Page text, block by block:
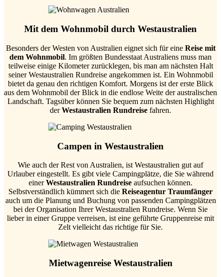
Mit dem Wohnmobil durch Westaustralien
Besonders der Westen von Australien eignet sich für eine Reise mit
dem Wohnmobil. Im größten Bundesstaat Australiens muss man
teilweise einige Kilometer zurücklegen, bis man am nächsten Halt
seiner Westaustralien Rundreise angekommen ist. Ein Wohnmobil
bietet da genau den richtigen Komfort. Morgens ist der erste Blick
aus dem Wohnmobil der Blick in die endlose Weite der australischen
Landschaft. Tagsüber können Sie bequem zum nächsten Highlight
derWestaustralien Rundreise fahren.
Campen in Westaustralien
Wie auch der Rest von Australien, ist Westaustralien gut auf
Urlauber eingestellt. Es gibt viele Campingplätze, die Sie während
einerWestaustralien Rundreise aufsuchen können.
Selbstverständlich kümmert sich die Reiseagentur Traumfänger
auch um die Planung und Buchung von passenden Campingplätzen
bei der Organisation Ihrer Westaustralien Rundreise. Wenn Sie
lieber in einer Gruppe verreisen, ist eine geführte Gruppenreise mit
Zelt vielleicht das richtige für Sie.
Mietwagenreise Westaustralien